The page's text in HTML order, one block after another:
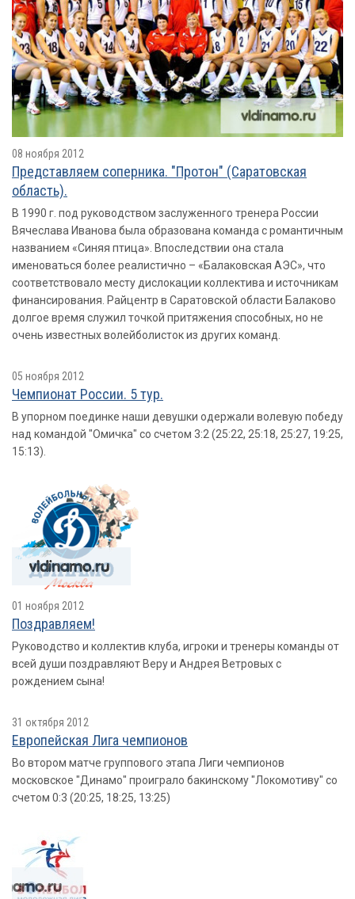
08 ноября 2012
Представляем соперника. "Протон" (Саратовская
область).
В 1990 г. под руководством заслуженного тренера России
Вячеслава Иванова была образована команда с романтичным
названием «Синяя птица». Впоследствии она стала
именоваться более реалистично – «Балаковская АЭС», что
соответствовало месту дислокации коллектива и источникам
финансирования. Райцентр в Саратовской области Балаково
долгое время служил точкой притяжения способных, но не
очень известных волейболисток из других команд.
05 ноября 2012
Чемпионат России. 5 тур.
В упорном поединке наши девушки одержали волевую победу
над командой "Омичка" со счетом 3:2 (25:22, 25:18, 25:27, 19:25,
15:13).
01 ноября 2012
Поздравляем!
Руководство и коллектив клуба, игроки и тренеры команды от
всей души поздравляют Веру и Андрея Ветровых с
рождением сына!
31 октября 2012
Европейская Лига чемпионов
Во втором матче группового этапа Лиги чемпионов
московское "Динамо" проиграло бакинскому "Локомотиву" со
счетом 0:3 (20:25, 18:25, 13:25)